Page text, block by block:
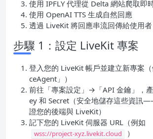
使用 IPFLY 代理從 Delta 網站爬取即
使用 OpenAI TTS 生成自然回應
透過 LiveKit 將回應串流回傳給使用者
步驟 1：設定 LiveKit 專案
登入您的 LiveKit 帳戶並建立新專案
ceAgent」）
前往「專案設定」→「API 金鑰」，
ey 和 Secret（安全地儲存這些資訊
證您的後端與 LiveKit）
記下您的 LiveKit 伺服器 URL（例如
wss://project-xyz.livekit.cloud ）